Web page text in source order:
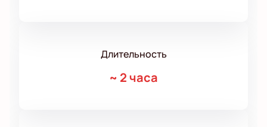
Длительность
~ 2 часа